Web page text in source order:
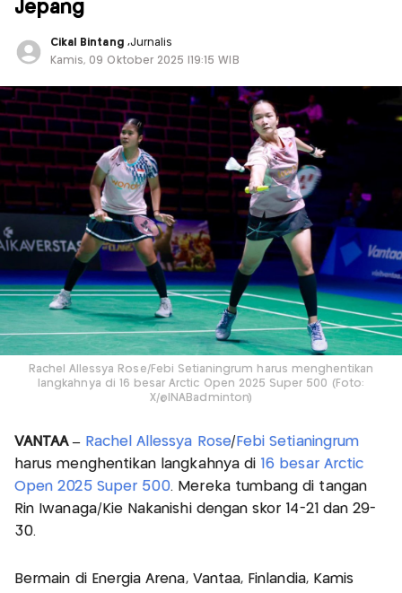
Jepang
Cikal Bintang ,Jurnalis
Kamis, 09 Oktober 2025 |19:15 WIB
Rachel Allessya Rose/Febi Setianingrum harus menghentikan
langkahnya di 16 besar Arctic Open 2025 Super 500 (Foto:
X/@INABadminton)
VANTAA – Rachel Allessya Rose/ Febi Setianingrum
harus menghentikan langkahnya di
16 besar Arctic
Open 2025 Super 500. Mereka tumbang di tangan
Rin Iwanaga/Kie Nakanishi dengan skor 14-21 dan 29-
30.
Bermain di Energia Arena, Vantaa, Finlandia, Kamis